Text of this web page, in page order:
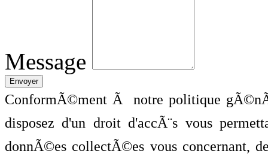
Message
ConformÃ©ment Ã notre politique
disposez d'un droit d'accÃ¨s vous
donnÃ©es collectÃ©es vous concernant,